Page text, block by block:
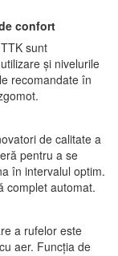
confort
sunt
și nivelurile
recomandate în
de calitate a
pentru a se
în intervalul optim.
complet automat.
a rufelor este
aer. Funcția de